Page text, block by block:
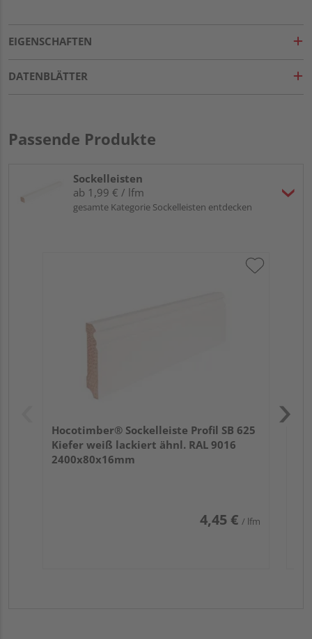
EIGENSCHAFTEN
DATENBLÄTTER
Passende Produkte
Sockelleisten
ab 1,99 € / lfm
gesamte Kategorie Sockelleisten entdecken
Hocotimber® Sockelleiste Profil SB 625
Kiefer weiß lackiert ähnl. RAL 9016
2400x80x16mm
4,45 € / lfm